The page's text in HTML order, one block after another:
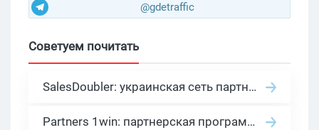
@gdetraffic
Советуем почитать
SalesDoubler: украинская сеть партнерских программ с оплатой за действие
Partners 1win: партнерская программа казино в нише гемблинг арбитраж